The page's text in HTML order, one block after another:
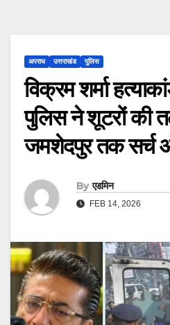
अपराध उत्तराखंड पुलिस
विक्रम शर्मा
पुलिस ने शूटरों की
जमशेदपुर तक सर्च
By एडमिन
FEB 14, 2026